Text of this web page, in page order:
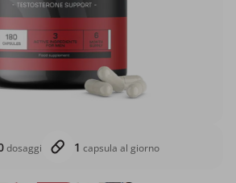
dosaggi 1 capsula al giorno